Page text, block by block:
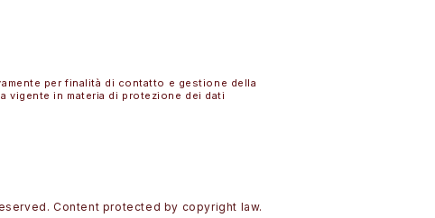
per finalità di contatto e gestione della
vigente in materia di protezione dei dati
Content protected by copyright law.